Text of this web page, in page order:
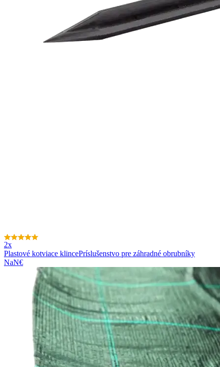
2x
Plastové kotviace klincePríslušenstvo pre záhradné obrubníky
NaN€